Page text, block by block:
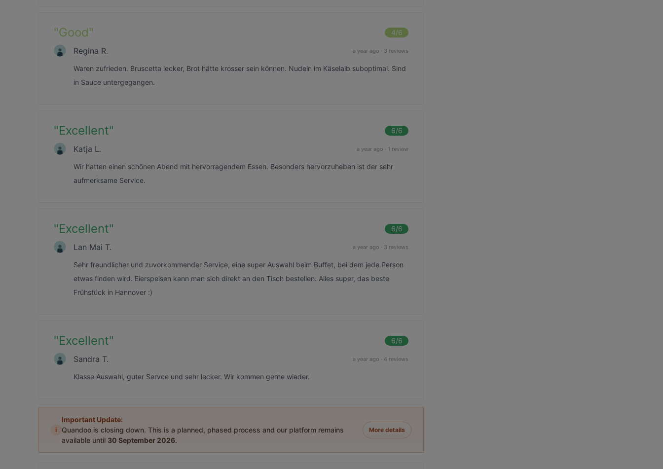
"Good" 4/6
Regina R. a year ago · 3 reviews
Waren zufrieden. Bruscetta lecker, Brot hätte krosser sein können. Nudeln im Käselaib suboptimal. Sind
in Sauce untergegangen.
"Excellent" 6/6
Katja L. a year ago · 1 review
Wir hatten einen schönen Abend mit hervorragendem Essen. Besonders hervorzuheben ist der sehr
aufmerksame Service.
"Excellent" 6/6
Lan Mai T. a year ago · 3 reviews
Sehr freundlicher und zuvorkommender Service, eine super Auswahl beim Buffet, bei dem jede Person
etwas finden wird. Eierspeisen kann man sich direkt an den Tisch bestellen. Alles super, das beste
Frühstück in Hannover :)
"Excellent" 6/6
Sandra T. a year ago · 4 reviews
Klasse Auswahl, guter Servce und sehr lecker. Wir kommen gerne wieder.
i
Important Update:
Quandoo is closing down. This is a planned, phased process and our platform remains
available until 30 September 2026.
More details